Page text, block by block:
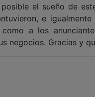
el sueño de
e
como a los
negocios. Gracias y